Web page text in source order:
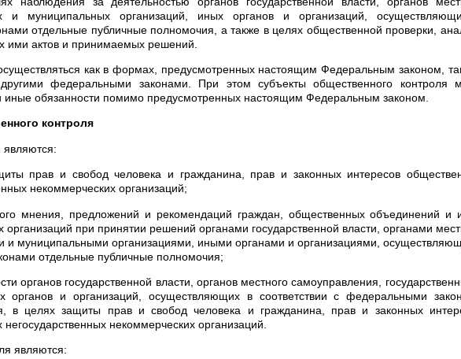
и муниципальных организаций, иных органов и организаций,
отдельные публичные полномочия, а также в целях общественной проверки,
ими актов и принимаемых решений.
как в формах, предусмотренных настоящим Федеральным законом,
федеральными законами. При этом субъекты общественного контроля
иные обязанности помимо предусмотренных настоящим Федеральным законом.
контроля
являются:
прав и свобод человека и гражданина, прав и законных интересов
некоммерческих организаций;
мнения, предложений и рекомендаций граждан, общественных объединений и
организаций при принятии решений органами государственной власти, органами
и муниципальными организациями, иными органами и организациями,
отдельные публичные полномочия;
органов государственной власти, органов местного самоуправления,
органов и организаций, осуществляющих в соответствии с федеральными
в целях защиты прав и свобод человека и гражданина, прав и законных
некоммерческих организаций.
являются: